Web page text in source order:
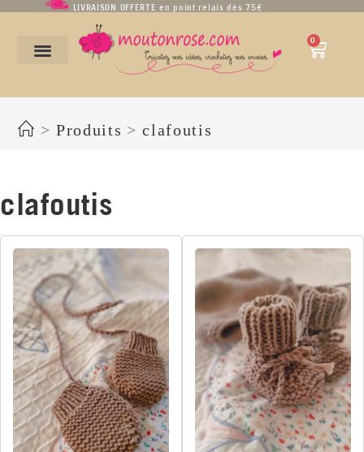
LIVRAISON OFFERTE en point relais dès 75€
0
> Produits > clafoutis
clafoutis